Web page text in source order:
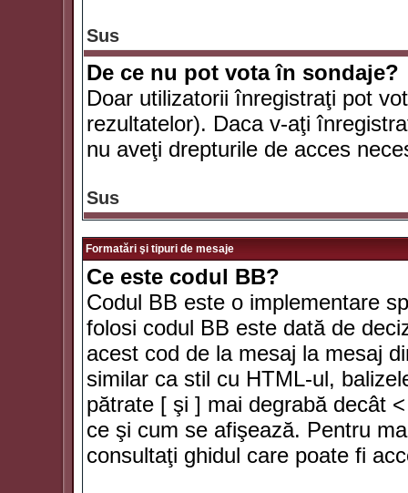
Sus
De ce nu pot vota în sondaje?
Doar utilizatorii înregistraţi pot
rezultatelor). Daca v-aţi
nu aveţi drepturile de acces
Sus
Formatări şi tipuri de mesaje
Ce este codul BB?
Codul BB este o implementare
folosi codul BB este dată de
acest cod de la mesaj la mesaj
similar ca stil cu HTML-ul,
pătrate [ şi ] mai degrabă decât
ce şi cum se afişează. Pentru
consultaţi ghidul care poate fi